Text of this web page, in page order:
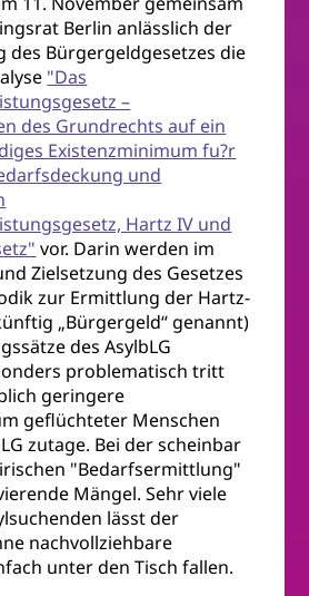
Berlin anlässlich der
des Bürgergeldgesetzes die
"Das
–
des Grundrechts auf ein
Existenzminimum fu?r
und
Hartz IV und
vor. Darin werden im
Zielsetzung des Gesetzes
zur Ermittlung der Hartz-
„Bürgergeld“ genannt)
des AsylbLG
problematisch tritt
geringere
geflüchteter Menschen
zutage. Bei der scheinbar
"Bedarfsermittlung"
Mängel. Sehr viele
lässt der
nachvollziehbare
unter den Tisch fallen.